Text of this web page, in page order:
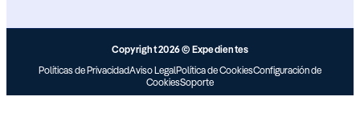
Copyright 2026 © Expedientes
Políticas de PrivacidadAviso LegalPolítica de CookiesConfiguración de
CookiesSoporte